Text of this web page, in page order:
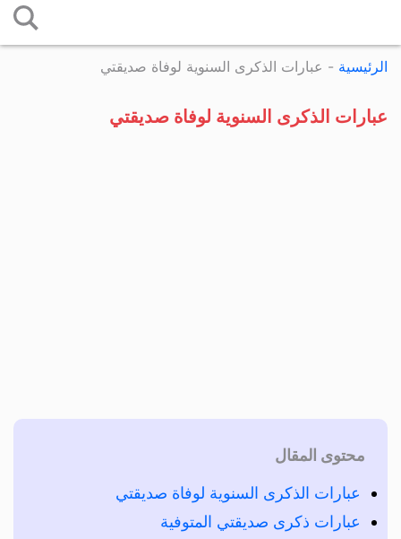
إلى
المحتوى
الرئيسية - عبارات الذكرى السنوية لوفاة صديقتي
عبارات الذكرى السنوية لوفاة صديقتي
محتوى المقال
عبارات الذكرى السنوية لوفاة صديقتي
عبارات ذكرى صديقتي المتوفية